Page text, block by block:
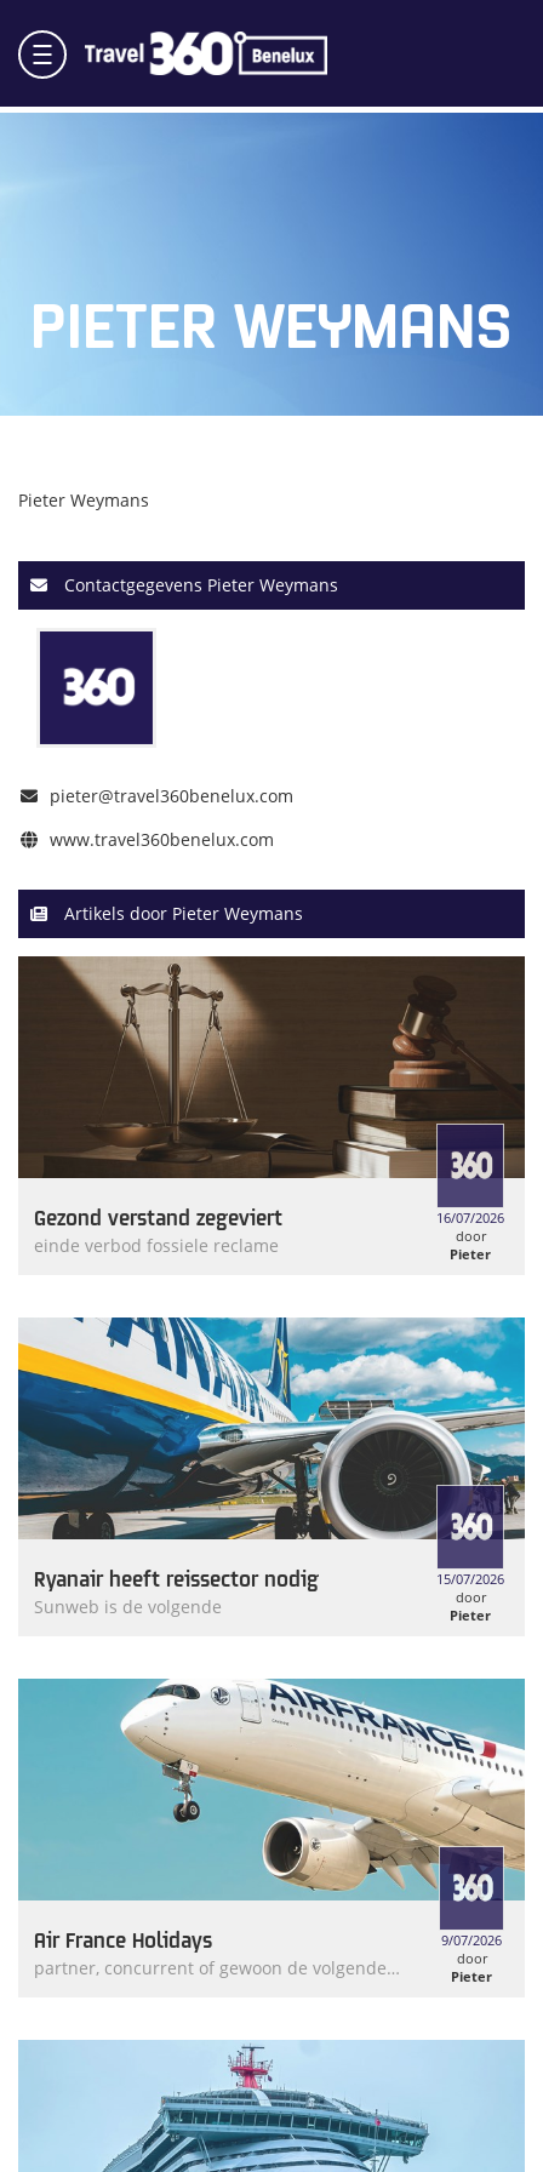
PIETER WEYMANS
Pieter Weymans
Contactgegevens Pieter Weymans
pieter@travel360benelux.com
www.travel360benelux.com
Artikels door Pieter Weymans
Gezond verstand zegeviert
einde verbod fossiele reclame
16/07/2026
door
Pieter
Ryanair heeft reissector nodig
Sunweb is de volgende
15/07/2026
door
Pieter
Air France Holidays
partner, concurrent of gewoon de volgende
9/07/2026
door
Pieter